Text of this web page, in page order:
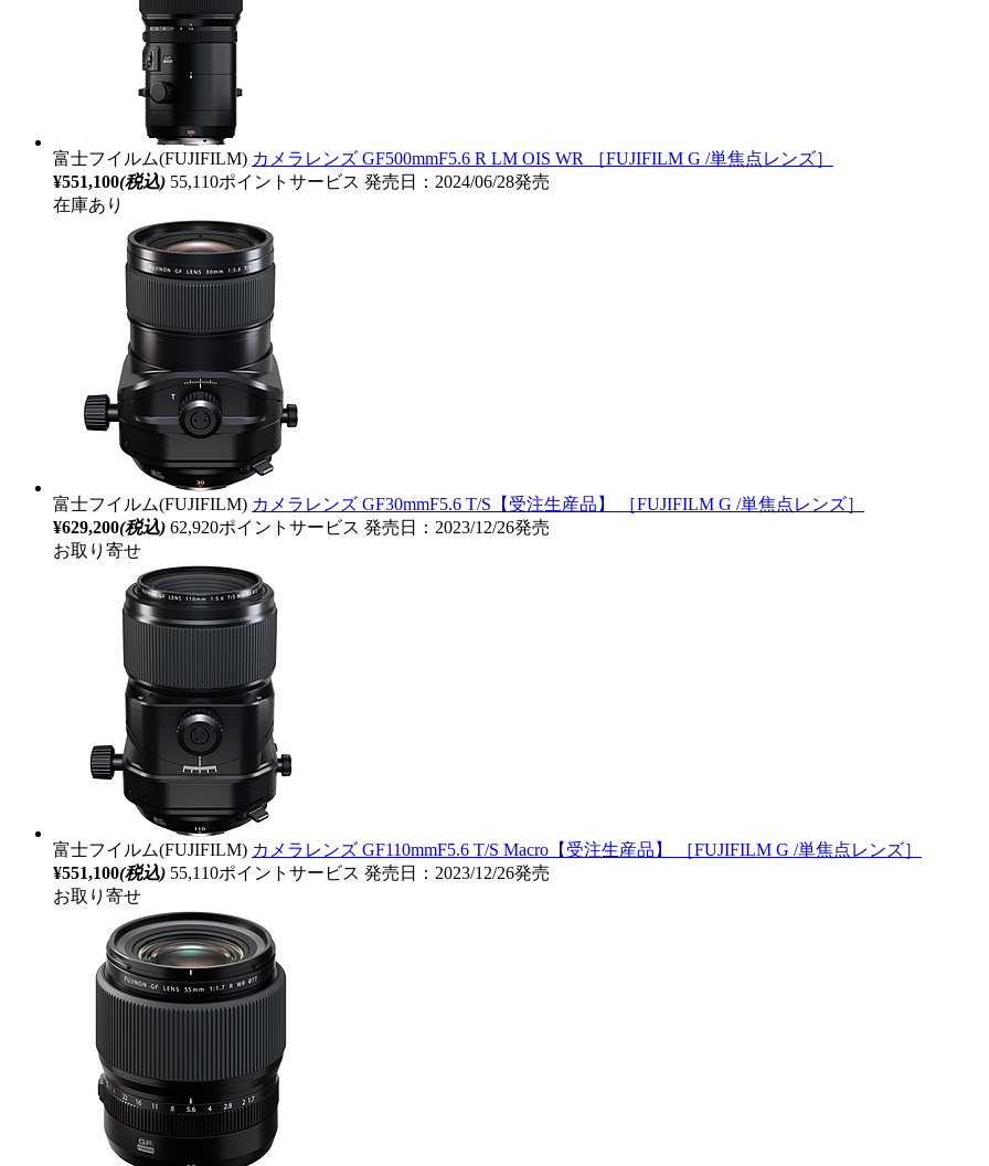
富士フイルム(FUJIFILM) カメラレンズ GF500mmF5.6 R LM OIS WR ［FUJIFILM G /単焦点レンズ］
¥551,100(税込) 55,110ポイントサービス 発売日：2024/06/28発売
在庫あり
富士フイルム(FUJIFILM) カメラレンズ GF30mmF5.6 T/S【受注生産品】 ［FUJIFILM G /単焦点レンズ］
¥629,200(税込) 62,920ポイントサービス 発売日：2023/12/26発売
お取り寄せ
富士フイルム(FUJIFILM) カメラレンズ GF110mmF5.6 T/S Macro【受注生産品】 ［FUJIFILM G /単焦点レンズ］
¥551,100(税込) 55,110ポイントサービス 発売日：2023/12/26発売
お取り寄せ